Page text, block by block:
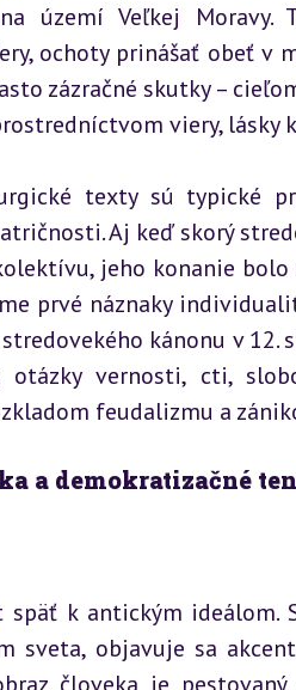
území Veľkej
ochoty prinášať obeť v
zázračné skutky –
viery, lásky
texty sú typické
Aj keď skorý
jeho konanie
prvé náznaky
kánonu v 12.
otázky vernosti, cti,
feudalizmu a
a demokratizačné
späť k antickým
sveta, objavuje sa